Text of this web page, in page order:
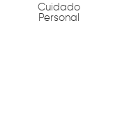
Cuidado
Personal